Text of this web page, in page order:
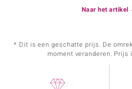
Naar het artikel
* Dit is een geschatte prijs. De
moment veranderen.